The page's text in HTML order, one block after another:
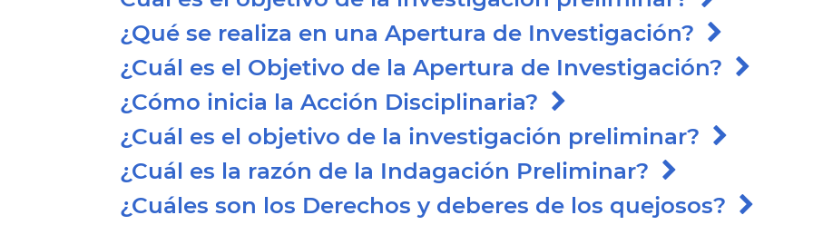
¿Qué se realiza en una Apertura de Investigación?
¿Cuál es el Objetivo de la Apertura de Investigación?
¿Cómo inicia la Acción Disciplinaria?
¿Cuál es el objetivo de la investigación preliminar?
¿Cuál es la razón de la Indagación Preliminar?
¿Cuáles son los Derechos y deberes de los quejosos?